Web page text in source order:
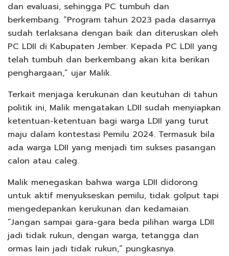
dan evaluasi, sehingga PC tumbuh dan
berkembang. “Program tahun 2023 pada dasarnya
sudah terlaksana dengan baik dan diteruskan oleh
PC LDII di Kabupaten Jember. Kepada PC LDII yang
telah tumbuh dan berkembang akan kita berikan
penghargaan,” ujar Malik.
Terkait menjaga kerukunan dan keutuhan di tahun
politik ini, Malik mengatakan LDII sudah menyiapkan
ketentuan-ketentuan bagi warga LDII yang turut
maju dalam kontestasi Pemilu 2024. Termasuk bila
ada warga LDII yang menjadi tim sukses pasangan
calon atau caleg.
Malik menegaskan bahwa warga LDII didorong
untuk aktif menyukseskan pemilu, tidak golput tapi
mengedepankan kerukunan dan kedamaian.
“Jangan sampai gara-gara beda pilihan warga LDII
jadi tidak rukun, dengan warga, tetangga dan
ormas lain jadi tidak rukun,” pungkasnya.